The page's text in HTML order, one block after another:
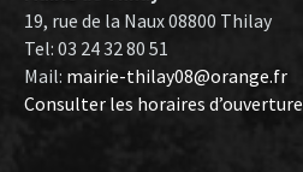
19, rue de la Naux 08800 Thilay
Tel: 03 24 32 80 51
Mail: mairie-thilay08@orange.fr
Consulter les horaires d’ouverture